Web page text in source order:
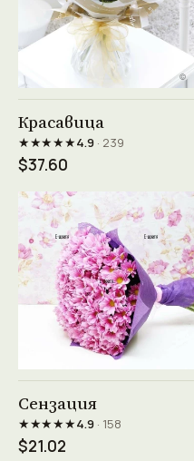
Красавица
★★★★★4.9· 239
$37.60
Сензация
★★★★★4.9· 158
$21.02